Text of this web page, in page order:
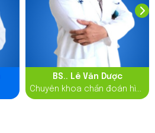
BS.. Lê Văn Dược
Chuyên khoa chẩn đoán hình
ảnh